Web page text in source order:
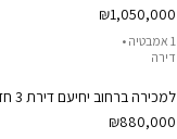
₪1,050,000
1 אמבטיה •
דירה
למכירה ברחוב יחיעם דירת 3 חדרים
₪880,000